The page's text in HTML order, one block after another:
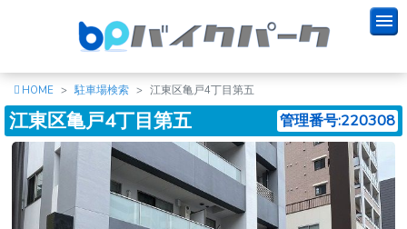
HOME 駐車場検索 江東区亀戸4丁目第五
江東区亀戸4丁目第五 管理番号:220308